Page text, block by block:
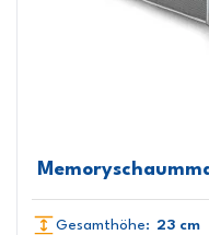
Gesamthöhe: 23 cm